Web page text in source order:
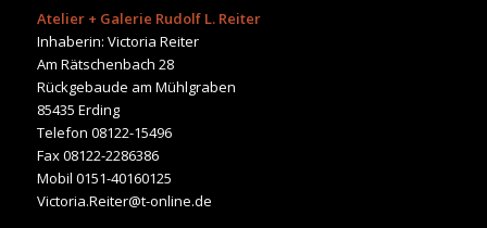
Atelier + Galerie Rudolf L. Reiter
Inhaberin: Victoria Reiter
Am Rätschenbach 28
Rückgebaude am Mühlgraben
85435 Erding
Telefon 08122-15496
Fax 08122-2286386
Mobil 0151-40160125
Victoria.Reiter@t-online.de